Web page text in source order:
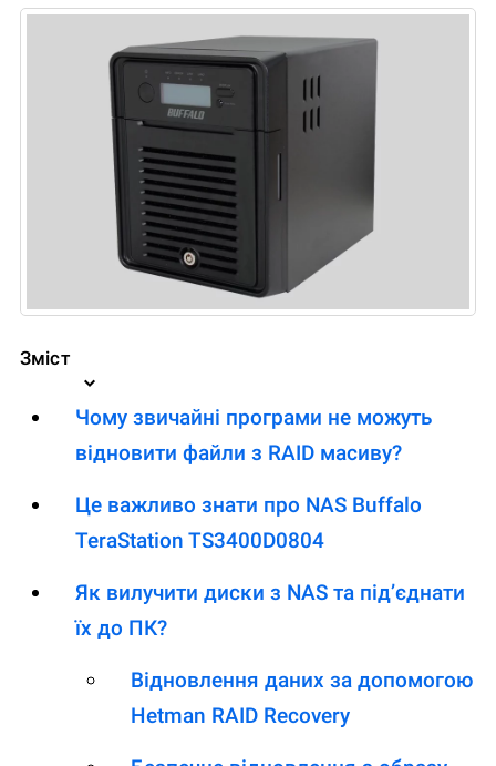
Зміст
Чому звичайні програми не можуть
відновити файли з RAID масиву?
Це важливо знати про NAS Buffalo
TeraStation TS3400D0804
Як вилучити диски з NAS та під’єднати
їх до ПК?
Відновлення даних за допомогою
Hetman RAID Recovery